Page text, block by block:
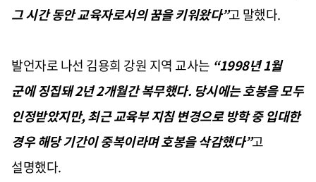
그 시간 동안 교육자로서의 꿈을 키워왔다”고 말했다.
발언자로 나선 김용희 강원 지역 교사는 “1998년1월
군에 징집돼2년2개월간 복무했다. 당시에는 호봉을 모두
인정받았지만,최근 교육부 지침 변경으로 방학 중 입대한
경우 해당 기간이 중복이라며 호봉을 삭감했다”고
설명했다.